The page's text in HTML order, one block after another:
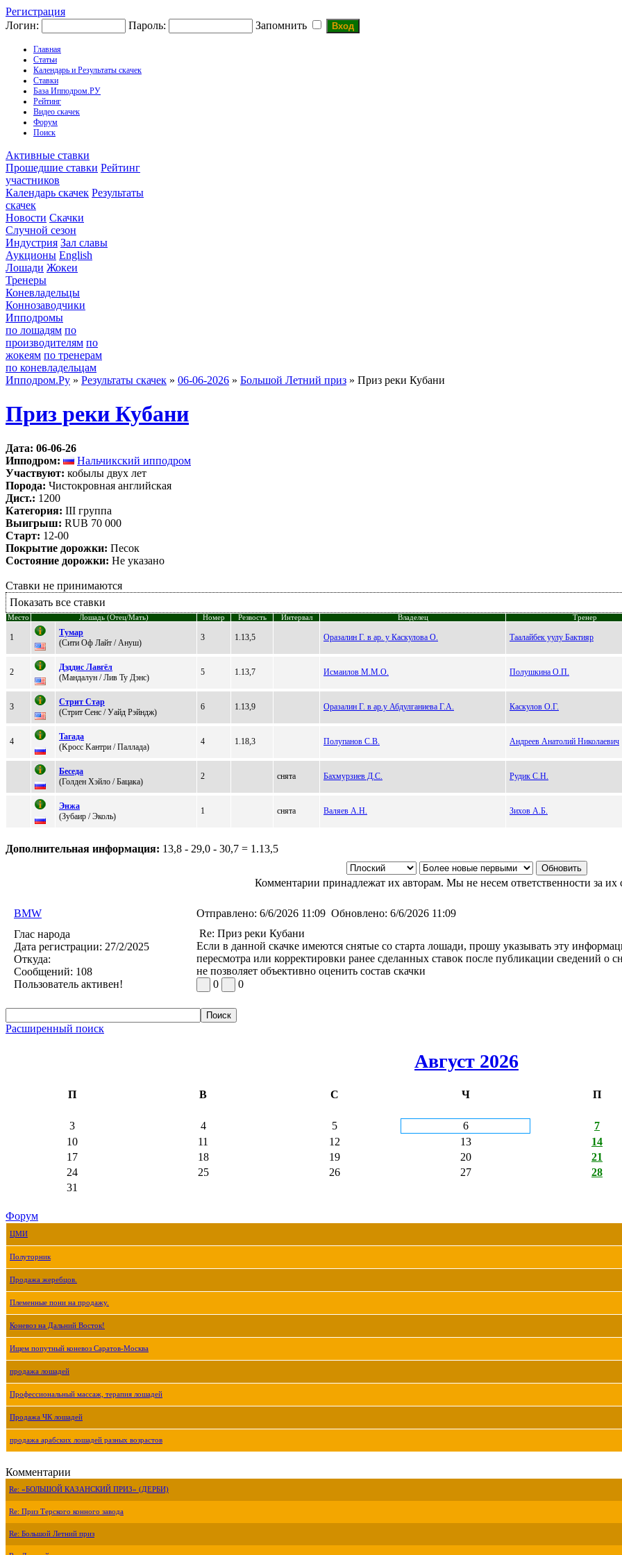
Регистрация
Логин:
Пароль: Запомнить
Главная
Статьи
Календарь и Результаты скачек
Ставки
База Ипподром.РУ
Рейтинг
Видео скачек
Форум
Поиск
Активные ставки
Прошедшие ставки Рейтинг
участников
Календарь скачек Результаты
скачек
Новости Скачки
Случной сезон
Индустрия Зал славы
Аукционы English
Лошади Жокеи
Тренеры
Коневладельцы
Коннозаводчики
Ипподромы
по лошадям по
производителям по
жокеям по тренерам
по коневладельцам
Ипподром.Ру » Результаты скачек » 06-06-2026 » Большой Летний приз » Приз реки Кубани
Приз реки Кубани
Дата: 06-06-26
Ипподром:
Нальчикский ипподром
Участвуют: кобылы двух лет
Порода: Чистокровная английская
Дист.: 1200
Категория: III группа
Выигрыш: RUB 70 000
Старт: 12-00
Покрытие дорожки: Песок
Состояние дорожки: Не указано
Ставки не принимаются
Показать все ставки
Место Лошадь (Отец/Мать) Номер Резвость Интервал Владелец Тренер
1
Tумаp
(Cити Oф Лaйт / Ануш)
3 1.13,5 Оразалин Г. в ар. у Каскулова О. Таалайбек уулу Бактияр
2
Дэддиc Лaвгёл
(Mандалун / Лив Ту Дэнс)
5 1.13,7 Исмаилов М.М.О. Полушкина О.П.
3
Стрит Стар
(Cтрит Cенc / Уaйд Pэйндж)
6 1.13,9 Оразалин Г. в ар.у Абдулганиева Г.А. Каскулов О.Г.
4
Taгaдa
(Kросс Kантри / Пaллaдa)
4 1.18,3 Полупанов С.В. Андреев Анатолий Николаевич
Бeсeда
(Голден Хэйло / Бaцaкa)
2 снята Бахмурзиев Д.С. Рудик С.Н.
Энжа
(Зубаиp / Эколь)
1 снята Валяев А.Н. Зихов А.Б.
Дополнительная информация: 13,8 - 29,0 - 30,7 = 1.13,5
Комментарии принадлежат их авторам. Мы не несем ответственности за их
BMW Отправлено: 6/6/2026 11:09 Обновлено: 6/6/2026 11:09
Глас народа
Дата регистрации: 27/2/2025
Откуда:
Сообщений: 108
Пользователь активен!
Re: Приз реки Кубани
Если в данной скачке имеются снятые со старта лошади, прошу указывать эту
пересмотра или корректировки ранее сделанных ставок после публикации сведений
не позволяет объективно оценить состав скачки
0
0
Расширенный поиск
Август 2026
П В С Ч П
3
4 5 6 7
10
11 12 13 14
17
18 19 20 21
24
25 26 27 28
31
Форум
ЦМИ
Полуторник
Продажа жеребцов.
Племенные пони на продажу.
Коневоз на Дальний Восток!
Ищем попутный коневоз Саратов-Москва
продажа лошадей
Профессиональный массаж, терапия лошадей
Продажа ЧК лошадей
продажа арабских лошадей разных возрастов
Комментарии
Re: «БОЛЬШОЙ КАЗАНСКИЙ ПРИЗ» (ДЕРБИ)
Re: Приз Терского конного завода
Re: Большой Летний приз